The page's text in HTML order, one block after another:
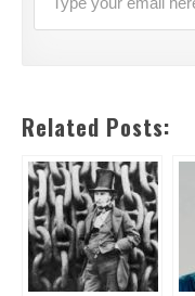
Related Posts: